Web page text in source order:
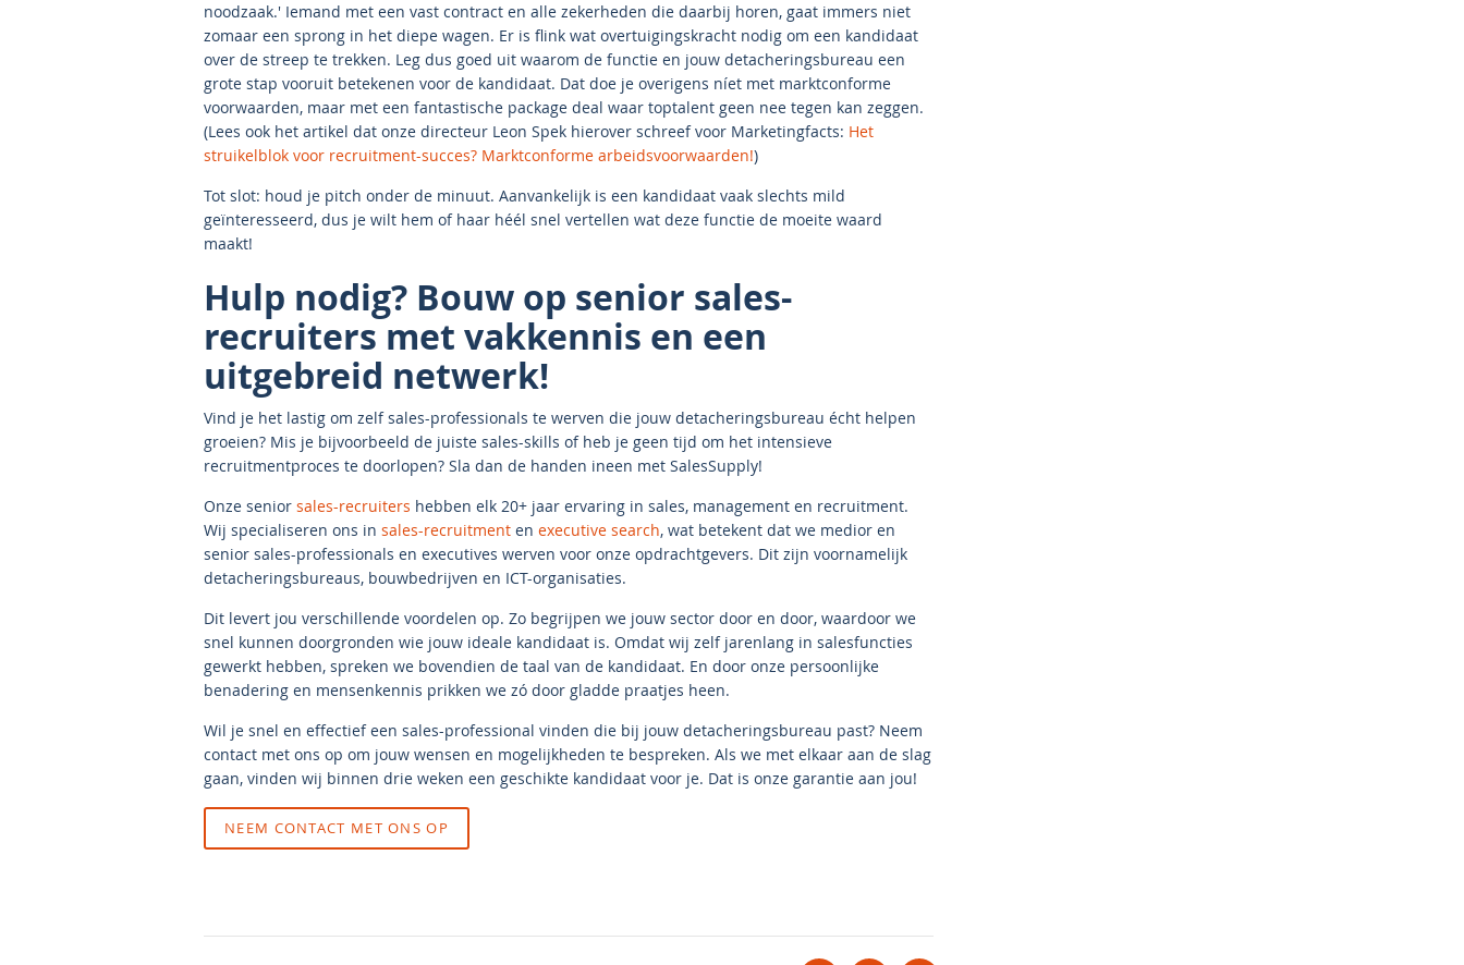
noodzaak.' Iemand met een vast contract en alle zekerheden die daarbij horen, gaat immers niet
zomaar een sprong in het diepe wagen. Er is flink wat overtuigingskracht nodig om een kandidaat
over de streep te trekken. Leg dus goed uit waarom de functie en jouw detacheringsbureau een
grote stap vooruit betekenen voor de kandidaat. Dat doe je overigens níet met marktconforme
voorwaarden, maar met een fantastische package deal waar toptalent geen nee tegen kan zeggen.
(Lees ook het artikel dat onze directeur Leon Spek hierover schreef voor Marketingfacts: Het
struikelblok voor recruitment-succes? Marktconforme arbeidsvoorwaarden!)
Tot slot: houd je pitch onder de minuut. Aanvankelijk is een kandidaat vaak slechts mild
geïnteresseerd, dus je wilt hem of haar héél snel vertellen wat deze functie de moeite waard
maakt!
Hulp nodig? Bouw op senior sales-
recruiters met vakkennis en een
uitgebreid netwerk!
Vind je het lastig om zelf sales-professionals te werven die jouw detacheringsbureau écht helpen
groeien? Mis je bijvoorbeeld de juiste sales-skills of heb je geen tijd om het intensieve
recruitmentproces te doorlopen? Sla dan de handen ineen met SalesSupply!
Onze senior sales-recruiters hebben elk 20+ jaar ervaring in sales, management en recruitment.
Wij specialiseren ons in sales-recruitment en executive search, wat betekent dat we medior en
senior sales-professionals en executives werven voor onze opdrachtgevers. Dit zijn voornamelijk
detacheringsbureaus, bouwbedrijven en ICT-organisaties.
Dit levert jou verschillende voordelen op. Zo begrijpen we jouw sector door en door, waardoor we
snel kunnen doorgronden wie jouw ideale kandidaat is. Omdat wij zelf jarenlang in salesfuncties
gewerkt hebben, spreken we bovendien de taal van de kandidaat. En door onze persoonlijke
benadering en mensenkennis prikken we zó door gladde praatjes heen.
Wil je snel en effectief een sales-professional vinden die bij jouw detacheringsbureau past? Neem
contact met ons op om jouw wensen en mogelijkheden te bespreken. Als we met elkaar aan de slag
gaan, vinden wij binnen drie weken een geschikte kandidaat voor je. Dat is onze garantie aan jou!
NEEM CONTACT MET ONS OP